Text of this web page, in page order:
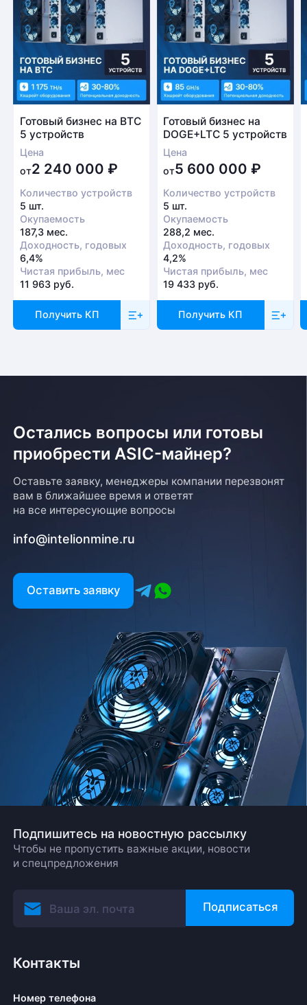
Готовый бизнес на BTC
5 устройств
Цена
от2 240 000 ₽
Количество устройств
5 шт.
Окупаемость
187,3 мес.
Доходность, годовых
6,4%
Чистая прибыль, мес
11 963 руб.
Получить КП
Готовый бизнес на
DOGE+LTC 5 устройств
Цена
от5 600 000₽
Количество устройств
5 шт.
Окупаемость
288,2 мес.
Доходность, годовых
4,2%
Чистая прибыль, мес
19 433 руб.
Получить КП
Остались вопросы или готовы
приобрести ASIC-майнер?
Оставьте заявку, менеджеры компании перезвонят
вам в ближайшее время и ответят
на все интересующие вопросы
info@intelionmine.ru
Оставить заявку
Подпишитесь на новостную рассылку
Чтобы не пропустить важные акции, новости
и спецпредложения
Подписаться
Контакты
Номер телефона